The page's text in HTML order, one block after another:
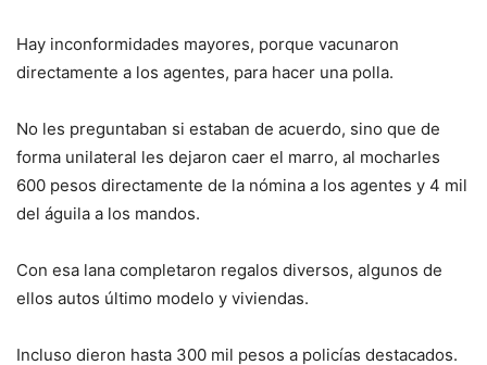
Hay inconformidades mayores, porque vacunaron
directamente a los agentes, para hacer una polla.
No les preguntaban si estaban de acuerdo, sino que de
forma unilateral les dejaron caer el marro, al mocharles
600 pesos directamente de la nómina a los agentes y 4 mil
del águila a los mandos.
Con esa lana completaron regalos diversos, algunos de
ellos autos último modelo y viviendas.
Incluso dieron hasta 300 mil pesos a policías destacados.